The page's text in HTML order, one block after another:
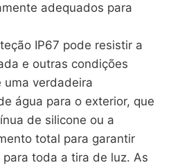
adequados para
IP67 pode resistir a
e outras condições
uma verdadeira
água para o exterior, que
de silicone ou a
total para garantir
toda a tira de luz. As